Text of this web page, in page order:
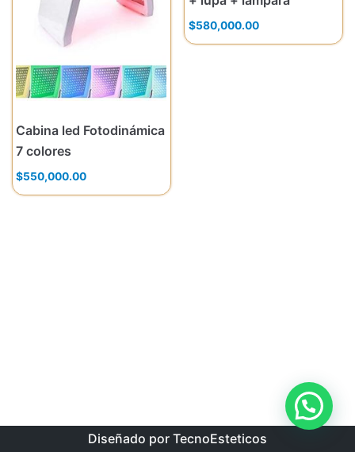
Cabina led Fotodinámica
7 colores
$550,000.00
$580,000.00
Diseñado por TecnoEsteticos